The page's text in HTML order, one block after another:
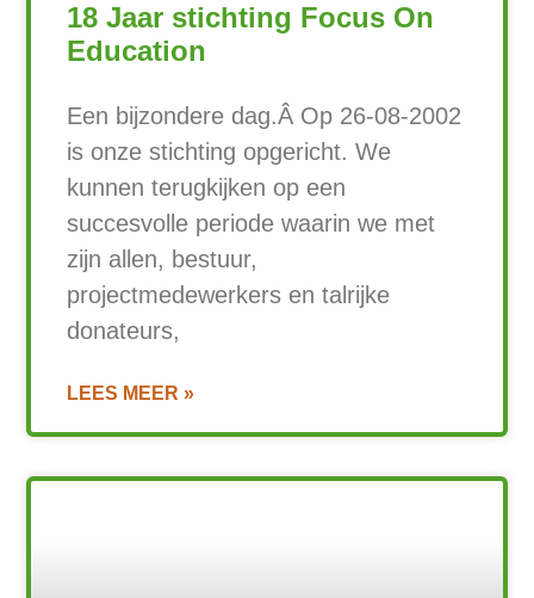
18 Jaar stichting Focus On
Education
Een bijzondere dag.Â Op 26-08-2002
is onze stichting opgericht. We
kunnen terugkijken op een
succesvolle periode waarin we met
zijn allen, bestuur,
projectmedewerkers en talrijke
donateurs,
LEES MEER »